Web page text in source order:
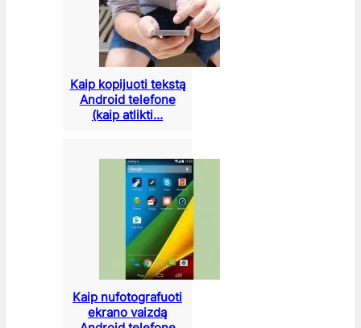
Kaip kopijuoti tekstą
Android telefone
(kaip atlikti…
Kaip nufotografuoti
ekrano vaizdą